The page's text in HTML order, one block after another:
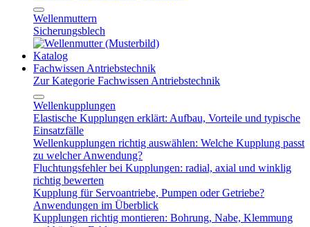
Wellenmuttern
Sicherungsblech
Katalog
Fachwissen Antriebstechnik
Zur Kategorie Fachwissen Antriebstechnik
Wellenkupplungen
Elastische Kupplungen erklärt: Aufbau, Vorteile und typische
Einsatzfälle
Wellenkupplungen richtig auswählen: Welche Kupplung passt
zu welcher Anwendung?
Fluchtungsfehler bei Kupplungen: radial, axial und winklig
richtig bewerten
Kupplung für Servoantriebe, Pumpen oder Getriebe?
Anwendungen im Überblick
Kupplungen richtig montieren: Bohrung, Nabe, Klemmung